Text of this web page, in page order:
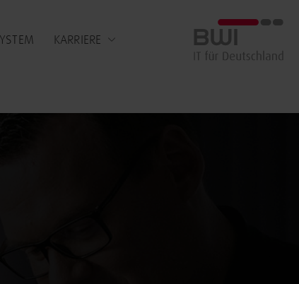
KARRIERE
BWI GmbH